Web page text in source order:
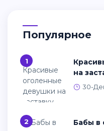
Популярное
1
Красивые оголенные девушки
на
30-
2 Бабы